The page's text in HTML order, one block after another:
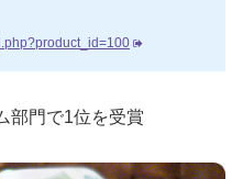
部門で1位を受賞